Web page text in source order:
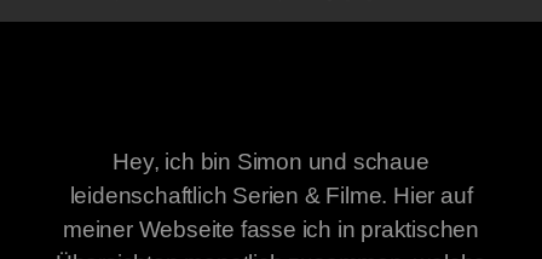
Hey, ich bin Simon und schaue
leidenschaftlich Serien & Filme. Hier auf
meiner Webseite fasse ich in praktischen